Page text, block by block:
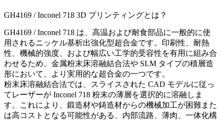
GH4169 / Inconel 718 3D プリンティングとは？
GH4169 / Inconel 718 は、高温および耐食部品に一般的に使
用されるニッケル基析出強化型超合金です。印刷性、耐熱
性、機械的強度、および幅広い工学的受容性を有用に組み合
わせるため、金属粉末床溶融結合法や SLM タイプの積層造
形において、より実用的な超合金の一つです。
粉末床溶融結合法では、スライスされた CAD モデルに従っ
てレーザーが Inconel 718 粉末の薄層を選択的に溶融しま
す。これにより、鍛造材や鋳造材からの機械加工が困難また
は高コストとなる可能性がある、内部流路、薄肉、一体化構